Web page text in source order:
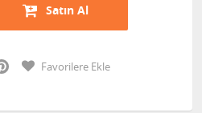
Satın Al
PinterestFavorilere Ekle